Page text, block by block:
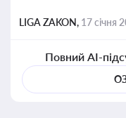
LIGA ZAKON, 17 січня
Повний AI-